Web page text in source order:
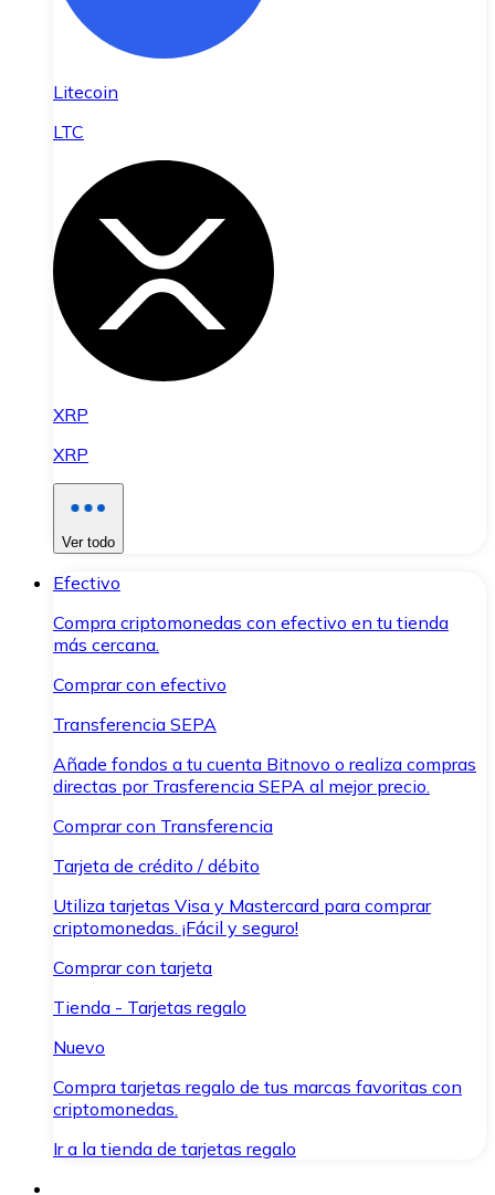
Litecoin
LTC
XRP
XRP
Ver todo
Efectivo
Compra criptomonedas con efectivo en tu tienda
más cercana.
Comprar con efectivo
Transferencia SEPA
Añade fondos a tu cuenta Bitnovo o realiza compras
directas por Trasferencia SEPA al mejor precio.
Comprar con Transferencia
Tarjeta de crédito / débito
Utiliza tarjetas Visa y Mastercard para comprar
criptomonedas. ¡Fácil y seguro!
Comprar con tarjeta
Tienda - Tarjetas regalo
Nuevo
Compra tarjetas regalo de tus marcas favoritas con
criptomonedas.
Ir a la tienda de tarjetas regalo